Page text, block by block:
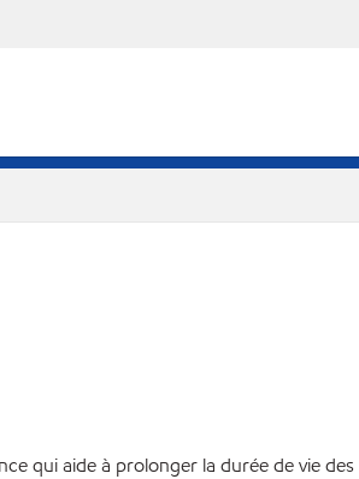
qui aide à prolonger la durée de vie